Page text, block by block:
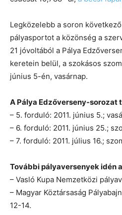
Legközelebb a soron
pályasportot a közönség a
21 jóvoltából a Pálya
keretein belül, a szokásos
június 5-én, vasárnap.
A Pálya Edzőverseny-sorozat
– 5. forduló: 2011. június 5.;
– 6. forduló: 2011. június 25.;
– 7. forduló: 2011. július 16.;
További pályaversenyek idén
– Vasló Kupa Nemzetközi
– Magyar Köztársaság
12-14.